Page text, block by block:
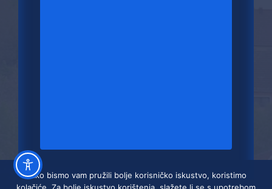
Kako bismo vam pružili bolje korisničko iskustvo, koristimo